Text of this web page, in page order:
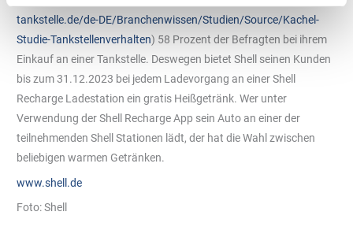
tankstelle.de/de-DE/Branchenwissen/Studien/Source/Kachel-
Studie-Tankstellenverhalten) 58 Prozent der Befragten bei ihrem
Einkauf an einer Tankstelle. Deswegen bietet Shell seinen Kunden
bis zum 31.12.2023 bei jedem Ladevorgang an einer Shell
Recharge Ladestation ein gratis Heißgetränk. Wer unter
Verwendung der Shell Recharge App sein Auto an einer der
teilnehmenden Shell Stationen lädt, der hat die Wahl zwischen
beliebigen warmen Getränken.
www.shell.de
Foto: Shell